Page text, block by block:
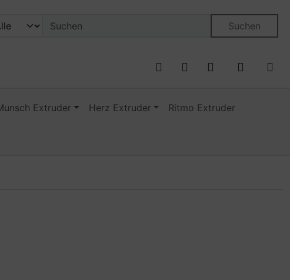
Springe zu den allgemeinen Informationen
Suchen
Extruder Herz Extruder Ritmo Extruder